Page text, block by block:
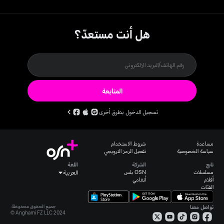
هل أنت مستعدّ؟
المتابعة
تسجيل الدخول بطرق أخرى
مساعدة
سياسة الخصوصية
شروط الاستخدام
تفعيل الرمز الترويجي
تابع
مسلسلات
أفلام
الفئات
الشركة
OSN بلس
أنغامي
اللغة
العربية
تواصل معنا
جميع الحقوق محفوظة.
Anghami FZ LLC 2024 ©